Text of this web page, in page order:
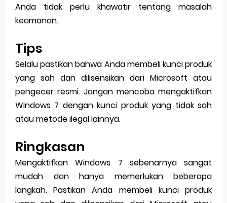
Anda tidak perlu khawatir tentang masalah
keamanan.
Tips
Selalu pastikan bahwa Anda membeli kunci produk
yang sah dan dilisensikan dari Microsoft atau
pengecer resmi. Jangan mencoba mengaktifkan
Windows 7 dengan kunci produk yang tidak sah
atau metode ilegal lainnya.
Ringkasan
Mengaktifkan Windows 7 sebenarnya sangat
mudah dan hanya memerlukan beberapa
langkah. Pastikan Anda membeli kunci produk